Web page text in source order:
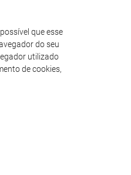
que esse
do seu
utilizado
de cookies,